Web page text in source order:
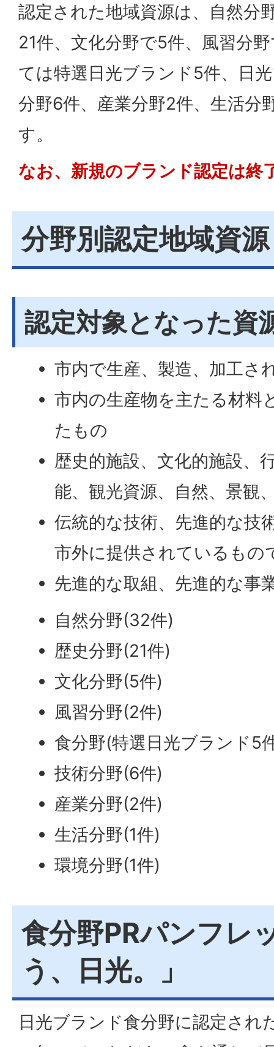
認定された地域資源は、自然分
21件、文化分野で5件、風習分
ては特選日光ブランド5件、日
分野6件、産業分野2件、生活分
す。
なお、新規のブランド認定は終
分野別認定地域資源
認定対象となった資
市内で生産、製造、加工さ
市内の生産物を主たる材料
たもの
歴史的施設、文化的施設、
能、観光資源、自然、景観
伝統的な技術、先進的な技
市外に提供されているもの
先進的な取組、先進的な事
自然分野(32件)
歴史分野(21件)
文化分野(5件)
風習分野(2件)
食分野(特選日光ブランド5
技術分野(6件)
産業分野(2件)
生活分野(1件)
環境分野(1件)
食分野PRパンフレ
う、日光。」
日光ブランド食分野に認定され